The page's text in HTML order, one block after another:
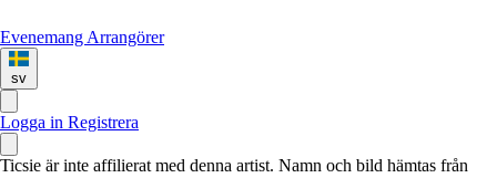
Evenemang Arrangörer
sv
Logga in Registrera
Ticsie är inte affilierat med denna artist. Namn och bild hämtas från